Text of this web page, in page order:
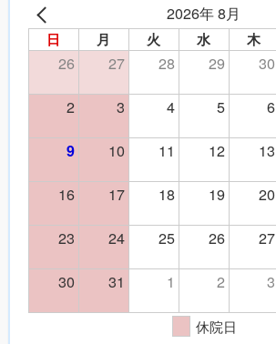
2026年 8月
日 月 火 水 木
26 27 28 29 30
2
3 4 5 6
9 10 11 12 13
16
17 18 19 20
23
24 25 26 27
30
31 1 2 3
休院日